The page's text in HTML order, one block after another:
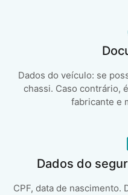
Dados do veículo: se
chassi. Caso contrário,
fabricante e
Dados do
CPF, data de nascimento.